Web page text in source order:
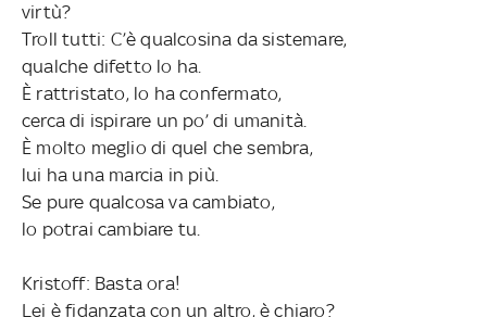
virtù?
Troll tutti: C’è qualcosina da sistemare,
qualche difetto lo ha.
È rattristato, lo ha confermato,
cerca di ispirare un po’ di umanità.
È molto meglio di quel che sembra,
lui ha una marcia in più.
Se pure qualcosa va cambiato,
lo potrai cambiare tu.
Kristoff: Basta ora!
Lei è fidanzata con un altro, è chiaro?